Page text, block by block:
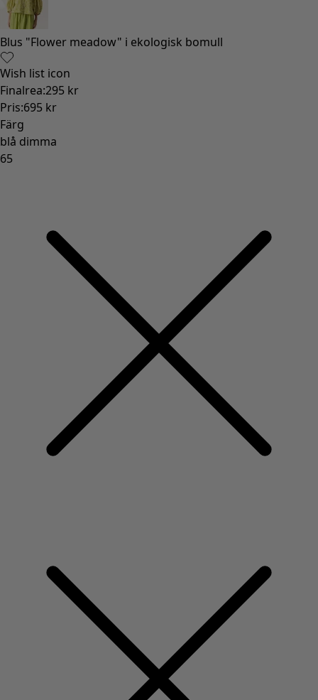
Blus "Flower meadow" i ekologisk bomull
Wish list icon
Finalrea:295 kr
Pris:695 kr
Färg
blå dimma
65